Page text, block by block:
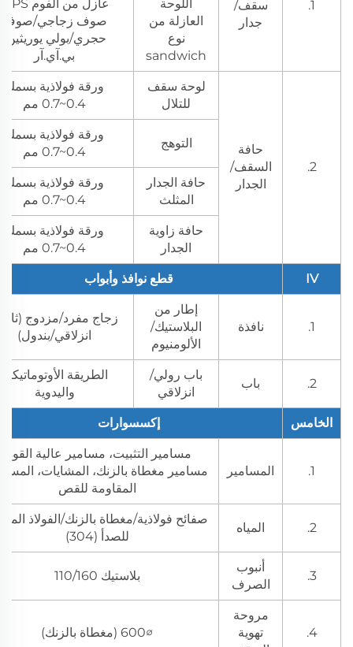
1.
سقف/
جدار
اللوحة
العازلة من
نوع
sandwich
صوف زجاجي/صوف
حجري/بولي يوريثين/
بي.آي.آر
2.
حافة
السقف/
الجدار
لوحة سقف
للتلال
ورقة فولاذية بسمك
0.4~0.7 مم
التوهج
ورقة فولاذية بسمك
0.4~0.7 مم
حافة الجدار
المثلث
ورقة فولاذية بسمك
0.4~0.7 مم
حافة زاوية
الجدار
ورقة فولاذية بسمك
0.4~0.7 مم
IV قطع نوافذ وأبواب
1. نافذة
إطار من
البلاستيك/
الألومنيوم
زجاج مفرد/مزدوج
انزلاقي/بندول)
2. باب
باب رولي/
انزلاقي
الطريقة الأوتوماتيكية
واليدوية
الخامس إكسسوارات
1. المسامير
مسامير التثبيت، مسامير عالية القوة،
مسامير مغطاة بالزنك، المشايات،
المقاومة للقص
2. المياه
صفائح فولاذية/مغطاة بالزنك/الفولاذ
للصدأ (304)
3.
أنبوب
الصرف
بلاستيك 110/160
4.
مروحة
تهوية
∅600 (مغطاة بالزنك)